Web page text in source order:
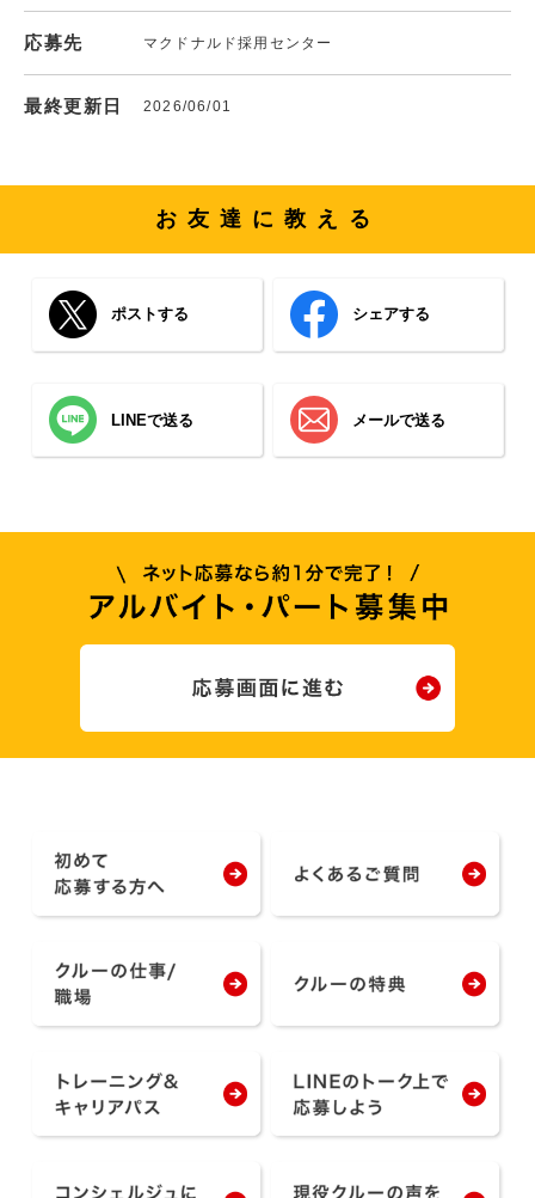
応募先 マクドナルド採用センター
最終更新日 2026/06/01
お友達に教える
ポストする シェアする
LINEで送る メールで送る